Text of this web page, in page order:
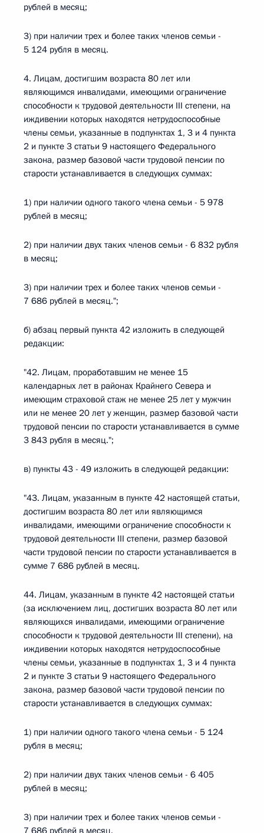
рублей в месяц;
3) при наличии трех и более таких членов семьи -
5 124 рубля в месяц.
4. Лицам, достигшим возраста 80 лет или
являющимся инвалидами, имеющими ограничение
способности к трудовой деятельности III степени, на
иждивении которых находятся нетрудоспособные
члены семьи, указанные в подпунктах 1, 3 и 4 пункта
2 и пункте 3 статьи 9 настоящего Федерального
закона, размер базовой части трудовой пенсии по
старости устанавливается в следующих суммах:
1) при наличии одного такого члена семьи - 5 978
рублей в месяц;
2) при наличии двух таких членов семьи - 6 832 рубля
в месяц;
3) при наличии трех и более таких членов семьи -
7 686 рублей в месяц.";
б) абзац первый пункта 42 изложить в следующей
редакции:
"42. Лицам, проработавшим не менее 15
календарных лет в районах Крайнего Севера и
имеющим страховой стаж не менее 25 лет у мужчин
или не менее 20 лет у женщин, размер базовой части
трудовой пенсии по старости устанавливается в сумме
3 843 рубля в месяц.";
в) пункты 43 - 49 изложить в следующей редакции:
"43. Лицам, указанным в пункте 42 настоящей статьи,
достигшим возраста 80 лет или являющимся
инвалидами, имеющими ограничение способности к
трудовой деятельности III степени, размер базовой
части трудовой пенсии по старости устанавливается в
сумме 7 686 рублей в месяц.
44. Лицам, указанным в пункте 42 настоящей статьи
(за исключением лиц, достигших возраста 80 лет или
являющихся инвалидами, имеющими ограничение
способности к трудовой деятельности III степени), на
иждивении которых находятся нетрудоспособные
члены семьи, указанные в подпунктах 1, 3 и 4 пункта
2 и пункте 3 статьи 9 настоящего Федерального
закона, размер базовой части трудовой пенсии по
старости устанавливается в следующих суммах:
1) при наличии одного такого члена семьи - 5 124
рубля в месяц;
2) при наличии двух таких членов семьи - 6 405
рублей в месяц;
3) при наличии трех и более таких членов семьи -
7 686 рублей в месяц.